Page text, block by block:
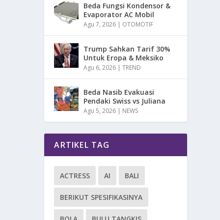
Beda Fungsi Kondensor &
Evaporator AC Mobil
Agu 7, 2026 | OTOMOTIF
Trump Sahkan Tarif 30%
Untuk Eropa & Meksiko
Agu 6, 2026 |TREND
Beda Nasib Evakuasi
Pendaki Swiss vs Juliana
Agu 5, 2026 | NEWS
ARTIKEL TAG
ACTRESS AI BALI
BERIKUT SPESIFIKASINYA